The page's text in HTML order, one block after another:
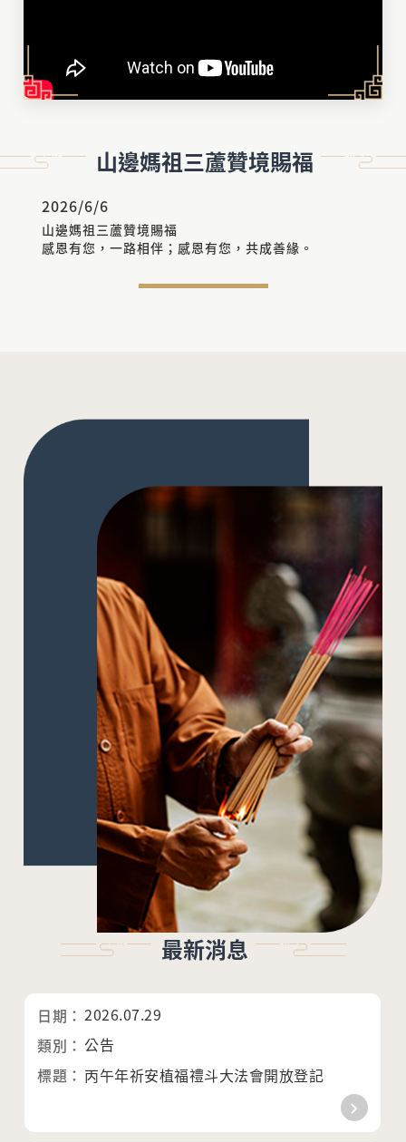
山邊媽祖三蘆贊境賜福
2026/6/6
山邊媽祖三蘆贊境賜福
感恩有您，一路相伴；感恩有您，共成善緣。
最新消息
2026.07.29
公告
丙午年祈安植福禮斗大法會開放登記